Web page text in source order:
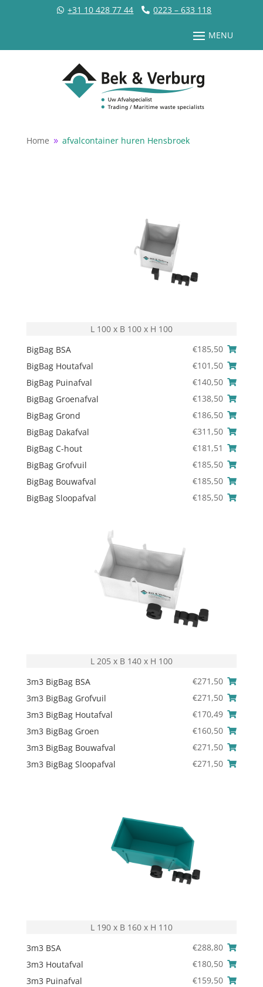
+31 10 428 77 44 0223 – 633 118
Home 9 afvalcontainer huren Hensbroek
L 100 x B 100 x H 100
BigBag BSA
€185,50
BigBag Houtafval
€101,50
BigBag Puinafval
€140,50
BigBag Groenafval
€138,50
BigBag Grond
€186,50
BigBag Dakafval
€311,50
BigBag C-hout
€181,51
BigBag Grofvuil
€185,50
BigBag Bouwafval
€185,50
BigBag Sloopafval
€185,50
L 205 x B 140 x H 100
3m3 BigBag BSA
€271,50
3m3 BigBag Grofvuil
€271,50
3m3 BigBag Houtafval
€170,49
3m3 BigBag Groen
€160,50
3m3 BigBag Bouwafval
€271,50
3m3 BigBag Sloopafval
€271,50
L 190 x B 160 x H 110
3m3 BSA
€288,80
3m3 Houtafval
€180,50
3m3 Puinafval
€159,50